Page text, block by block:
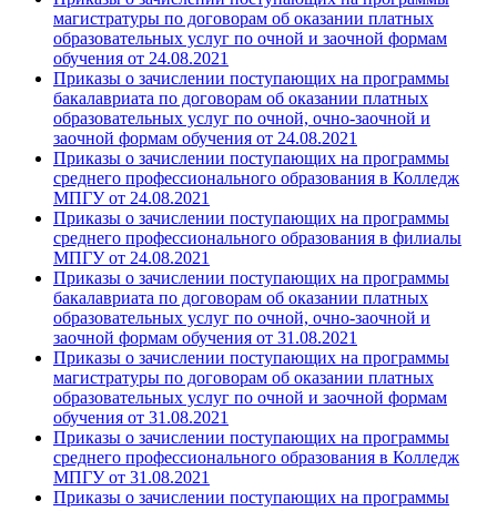
магистратуры по договорам об оказании платных
образовательных услуг по очной и заочной формам
обучения от 24.08.2021
Приказы о зачислении поступающих на программы
бакалавриата по договорам об оказании платных
образовательных услуг по очной, очно-заочной и
заочной формам обучения от 24.08.2021
Приказы о зачислении поступающих на программы
среднего профессионального образования в Колледж
МПГУ от 24.08.2021
Приказы о зачислении поступающих на программы
среднего профессионального образования в филиалы
МПГУ от 24.08.2021
Приказы о зачислении поступающих на программы
бакалавриата по договорам об оказании платных
образовательных услуг по очной, очно-заочной и
заочной формам обучения от 31.08.2021
Приказы о зачислении поступающих на программы
магистратуры по договорам об оказании платных
образовательных услуг по очной и заочной формам
обучения от 31.08.2021
Приказы о зачислении поступающих на программы
среднего профессионального образования в Колледж
МПГУ от 31.08.2021
Приказы о зачислении поступающих на программы